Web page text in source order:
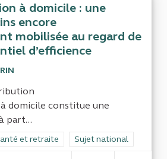
à domicile : une
encore
mobilisée au regard de
d’efficience
domicile constitue une
part...
de la catégorie : Sécurité sociale, santé
et retraite Filtrer les résultats
Sujet national